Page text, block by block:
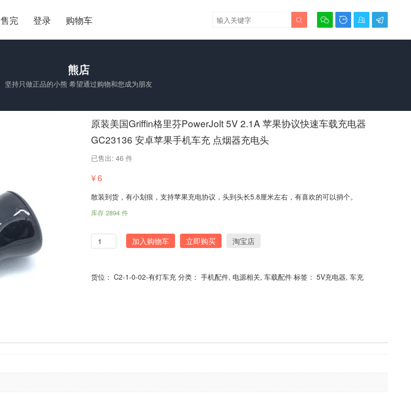
售完 登录 购物车    

熊店
坚持只做正品的小熊 希望通过购物和您成为朋友
原装美国Griffin格里芬PowerJolt 5V 2.1A 苹果协议快速车载充电器
GC23136 安卓苹果手机车充 点烟器充电头
已售出: 46 件
¥6
散装到货，有小划痕，支持苹果充电协议，头到头长5.8厘米左右，有喜欢的可以捎个。
库存 2894 件
量
加入购物车 立即购买 淘宝店
货位： C2-1-0-02-有灯车充 分类： 手机配件, 电源相关, 车载配件 标签： 5V充电器, 车充